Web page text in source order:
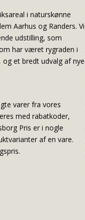
i naturskønne
Aarhus og Randers. Vi
udstilling, som
har været rygraden i
et bredt udvalg af nye
varer fra vores
med rabatkoder,
Pris er i nogle
af en vare.